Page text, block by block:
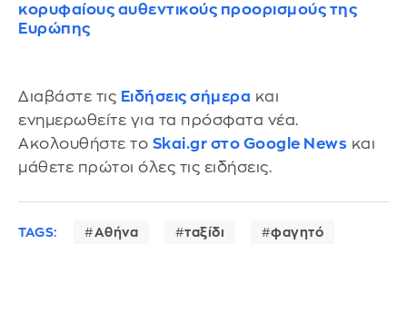
κορυφαίους αυθεντικούς προορισμούς της
Ευρώπης
Διαβάστε τις Ειδήσεις σήμερα και
ενημερωθείτε για τα πρόσφατα νέα.
Ακολουθήστε το Skai.gr στο Google News και
μάθετε πρώτοι όλες τις ειδήσεις.
TAGS: Αθήνα ταξίδι φαγητό